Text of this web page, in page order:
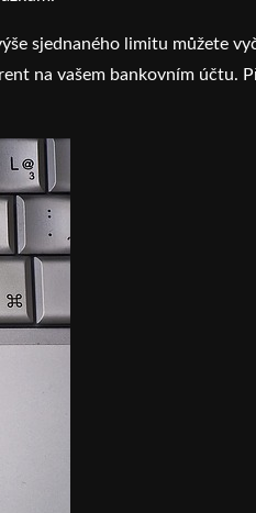
sjednaného limitu můžete
na vašem bankovním účtu.